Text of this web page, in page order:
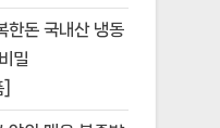
한돈 국내산 냉동
밀